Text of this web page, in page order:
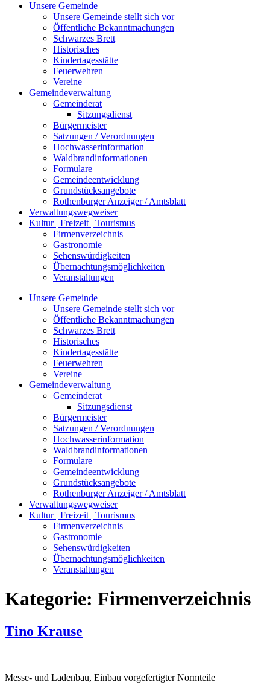
Unsere Gemeinde
Unsere Gemeinde stellt sich vor
Öffentliche Bekanntmachungen
Schwarzes Brett
Historisches
Kindertagesstätte
Feuerwehren
Vereine
Gemeindeverwaltung
Gemeinderat
Sitzungsdienst
Bürgermeister
Satzungen / Verordnungen
Hochwasserinformation
Waldbrandinformationen
Formulare
Gemeindeentwicklung
Grundstücksangebote
Rothenburger Anzeiger / Amtsblatt
Verwaltungswegweiser
Kultur | Freizeit | Tourismus
Firmenverzeichnis
Gastronomie
Sehenswürdigkeiten
Übernachtungsmöglichkeiten
Veranstaltungen
Unsere Gemeinde
Unsere Gemeinde stellt sich vor
Öffentliche Bekanntmachungen
Schwarzes Brett
Historisches
Kindertagesstätte
Feuerwehren
Vereine
Gemeindeverwaltung
Gemeinderat
Sitzungsdienst
Bürgermeister
Satzungen / Verordnungen
Hochwasserinformation
Waldbrandinformationen
Formulare
Gemeindeentwicklung
Grundstücksangebote
Rothenburger Anzeiger / Amtsblatt
Verwaltungswegweiser
Kultur | Freizeit | Tourismus
Firmenverzeichnis
Gastronomie
Sehenswürdigkeiten
Übernachtungsmöglichkeiten
Veranstaltungen
Kategorie: Firmenverzeichnis
Tino Krause
Messe- und Ladenbau, Einbau vorgefertigter Normteile